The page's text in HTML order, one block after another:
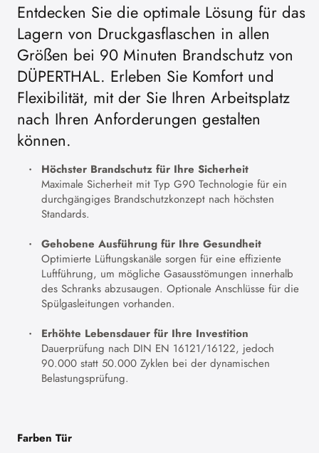
Entdecken Sie die optimale Lösung für das
Lagern von Druckgasflaschen in allen
Größen bei 90 Minuten Brandschutz von
DÜPERTHAL. Erleben Sie Komfort und
Flexibilität, mit der Sie Ihren Arbeitsplatz
nach Ihren Anforderungen gestalten
können.
Höchster Brandschutz für Ihre Sicherheit
Maximale Sicherheit mit Typ G90 Technologie für ein
durchgängiges Brandschutzkonzept nach höchsten
Standards.
Gehobene Ausführung für Ihre Gesundheit
Optimierte Lüftungskanäle sorgen für eine effiziente
Luftführung, um mögliche Gasausstömungen innerhalb
des Schranks abzusaugen. Optionale Anschlüsse für die
Spülgasleitungen vorhanden.
Erhöhte Lebensdauer für Ihre Investition
Dauerprüfung nach DIN EN 16121/16122, jedoch
90.000 statt 50.000 Zyklen bei der dynamischen
Belastungsprüfung.
Farben Tür